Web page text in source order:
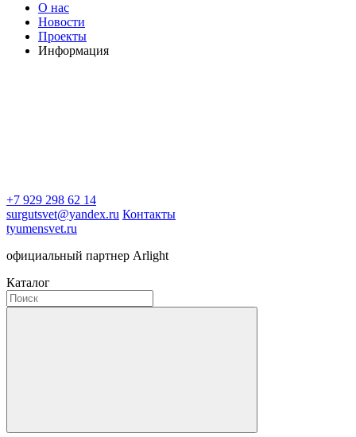
О нас
Новости
Проекты
Информация
+7 929 298 62 14
surgutsvet@yandex.ru Контакты
tyumensvet.ru
официальный партнер Arlight
Каталог